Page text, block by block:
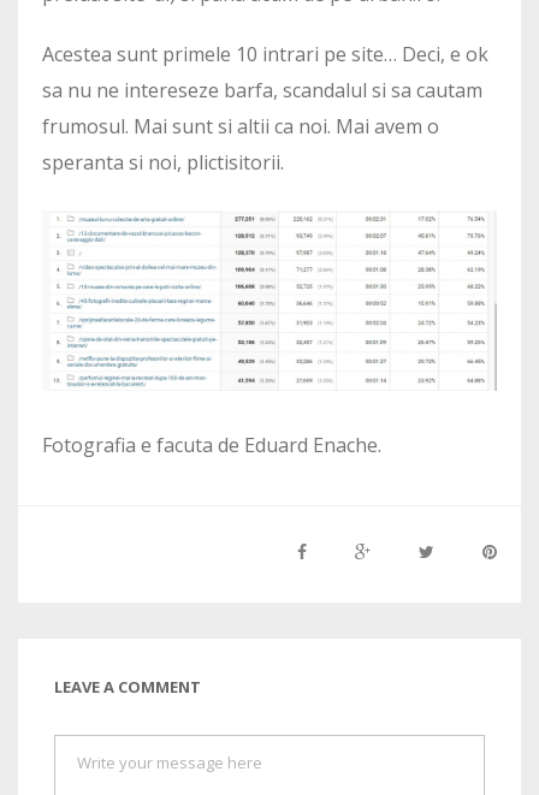
Acestea sunt primele 10 intrari pe site… Deci, e ok
sa nu ne intereseze barfa, scandalul si sa cautam
frumosul. Mai sunt si altii ca noi. Mai avem o
speranta si noi, plictisitorii.
Fotografia e facuta de Eduard Enache.
LEAVE A COMMENT